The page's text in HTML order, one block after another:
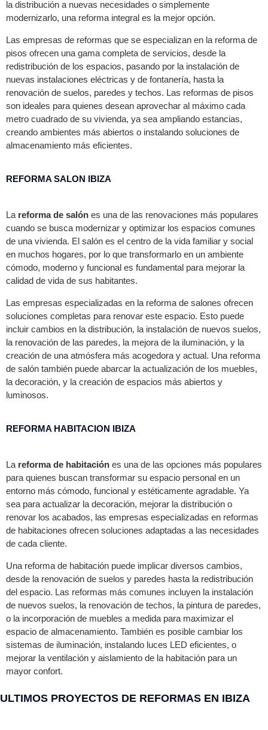
la distribución a nuevas necesidades o simplemente
modernizarlo, una reforma integral es la mejor opción.
Las empresas de reformas que se especializan en la reforma de
pisos ofrecen una gama completa de servicios, desde la
redistribución de los espacios, pasando por la instalación de
nuevas instalaciones eléctricas y de fontanería, hasta la
renovación de suelos, paredes y techos. Las reformas de pisos
son ideales para quienes desean aprovechar al máximo cada
metro cuadrado de su vivienda, ya sea ampliando estancias,
creando ambientes más abiertos o instalando soluciones de
almacenamiento más eficientes.
REFORMA SALON IBIZA
La reforma de salón es una de las renovaciones más populares
cuando se busca modernizar y optimizar los espacios comunes
de una vivienda. El salón es el centro de la vida familiar y social
en muchos hogares, por lo que transformarlo en un ambiente
cómodo, moderno y funcional es fundamental para mejorar la
calidad de vida de sus habitantes.
Las empresas especializadas en la reforma de salones ofrecen
soluciones completas para renovar este espacio. Esto puede
incluir cambios en la distribución, la instalación de nuevos suelos,
la renovación de las paredes, la mejora de la iluminación, y la
creación de una atmósfera más acogedora y actual. Una reforma
de salón también puede abarcar la actualización de los muebles,
la decoración, y la creación de espacios más abiertos y
luminosos.
REFORMA HABITACION IBIZA
La reforma de habitación es una de las opciones más populares
para quienes buscan transformar su espacio personal en un
entorno más cómodo, funcional y estéticamente agradable. Ya
sea para actualizar la decoración, mejorar la distribución o
renovar los acabados, las empresas especializadas en reformas
de habitaciones ofrecen soluciones adaptadas a las necesidades
de cada cliente.
Una reforma de habitación puede implicar diversos cambios,
desde la renovación de suelos y paredes hasta la redistribución
del espacio. Las reformas más comunes incluyen la instalación
de nuevos suelos, la renovación de techos, la pintura de paredes,
o la incorporación de muebles a medida para maximizar el
espacio de almacenamiento. También es posible cambiar los
sistemas de iluminación, instalando luces LED eficientes, o
mejorar la ventilación y aislamiento de la habitación para un
mayor confort.
ULTIMOS PROYECTOS DE REFORMAS EN IBIZA